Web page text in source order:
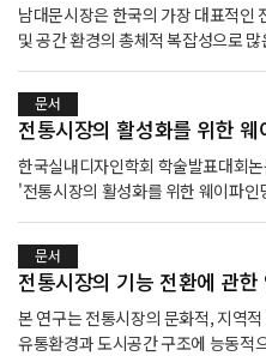
남대문시장은 한국의 가장 대표적인
및 공간 환경의 총체적 복잡성으로
숭례문까지의 동선 연계를 위한 다양
중 남대문시장 내 3개의 거리 및 골목
프로세스를 학문적으로 정리하여,
있는 체계적 자료를 제공하는데 목적
색채론, 웨이파인딩 이론, 브랜드스
수행하는 프로세스를 제시하고 있다.
대비를 활용한 디자인 접근을 통해 공
위계를 가지도록 하는 개념적 혁신
골목을 유도하거나 판매물품을 상징
도입한 다양한 디자인 개발안도 제
문서
한국실내디자인학회 학술발표대회
'전통시장의 활성화를 위한 웨이파
청년문화공간 계획에 관한 연구(조
문서
본 연구는 전통시장의 문화적, 지역
유통환경과 도시공간 구조에 능동적